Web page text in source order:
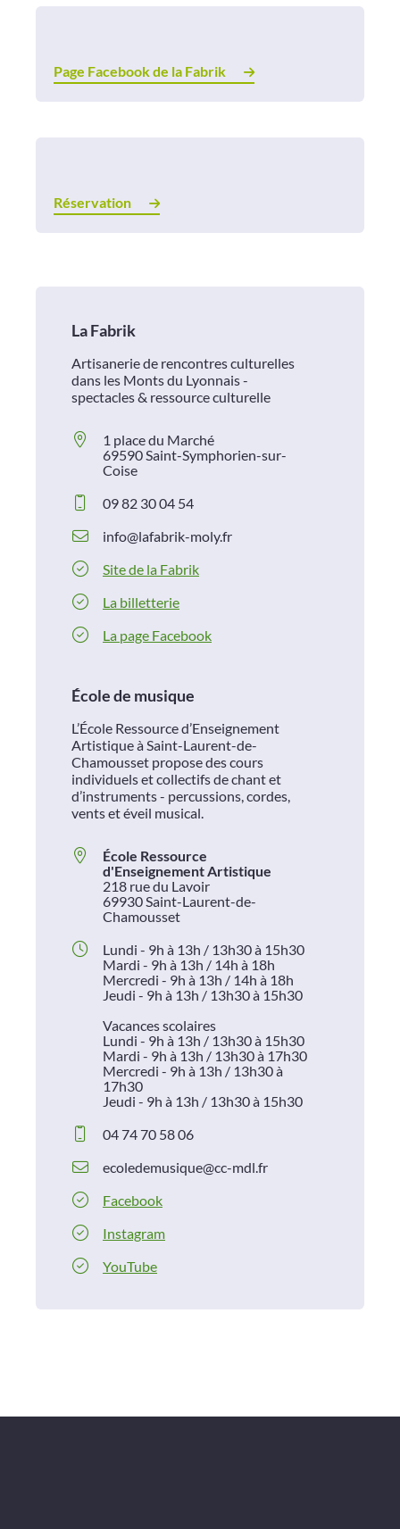
Page Facebook de la Fabrik
Réservation
La Fabrik
Artisanerie de rencontres culturelles
dans les Monts du Lyonnais -
spectacles & ressource culturelle
1 place du Marché
69590 Saint-Symphorien-sur-
Coise
09 82 30 04 54
info@lafabrik-moly.fr
Site de la Fabrik
La billetterie
La page Facebook
École de musique
L’École Ressource d’Enseignement
Artistique à Saint-Laurent-de-
Chamousset propose des cours
individuels et collectifs de chant et
d’instruments - percussions, cordes,
vents et éveil musical.
École Ressource
d'Enseignement Artistique
218 rue du Lavoir
69930 Saint-Laurent-de-
Chamousset
Lundi - 9h à 13h / 13h30 à 15h30
Mardi - 9h à 13h / 14h à 18h
Mercredi - 9h à 13h / 14h à 18h
Jeudi - 9h à 13h / 13h30 à 15h30
Vacances scolaires
Lundi - 9h à 13h / 13h30 à 15h30
Mardi - 9h à 13h / 13h30 à 17h30
Mercredi - 9h à 13h / 13h30 à
17h30
Jeudi - 9h à 13h / 13h30 à 15h30
04 74 70 58 06
ecoledemusique@cc-mdl.fr
Facebook
Instagram
YouTube